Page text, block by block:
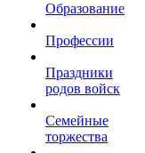
Образование
Профессии
Праздники
родов войск
Семейные
торжества